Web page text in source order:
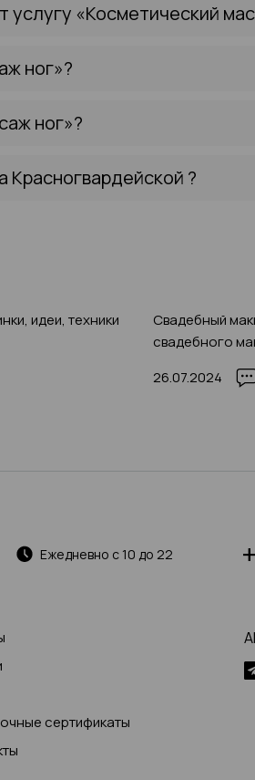
«Косметический
ног»?
ног»?
Красногвардейской ?
идеи, техники
Свадебный
свадебного
26.07.2024
Ежедневно с 10 до 22
сертификаты